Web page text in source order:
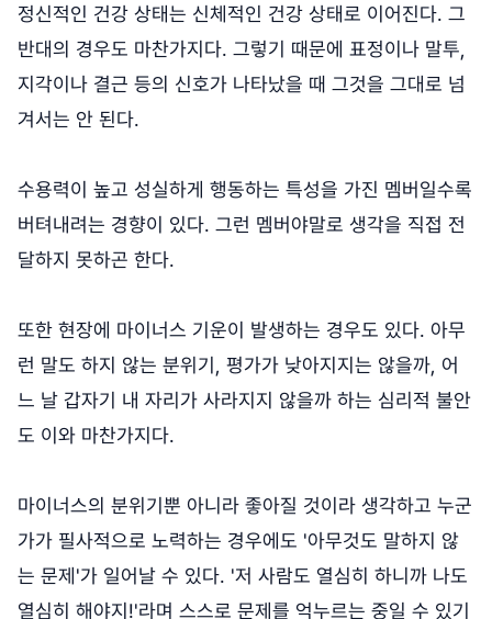
정신적인 건강 상태는 신체적인 건강 상태로 이어진다. 그
반대의 경우도 마찬가지다. 그렇기 때문에 표정이나 말투,
지각이나 결근 등의 신호가 나타났을 때 그것을 그대로 넘
겨서는 안 된다.
수용력이 높고 성실하게 행동하는 특성을 가진 멤버일수록
버텨내려는 경향이 있다. 그런 멤버야말로 생각을 직접 전
달하지 못하곤 한다.
또한 현장에 마이너스 기운이 발생하는 경우도 있다. 아무
런 말도 하지 않는 분위기, 평가가 낮아지지는 않을까, 어
느 날 갑자기 내 자리가 사라지지 않을까 하는 심리적 불안
도 이와 마찬가지다.
마이너스의 분위기뿐 아니라 좋아질 것이라 생각하고 누군
가가 필사적으로 노력하는 경우에도 '아무것도 말하지 않
는 문제'가 일어날 수 있다. '저 사람도 열심히 하니까 나도
열심히 해야지!'라며 스스로 문제를 억누르는 중일 수 있기